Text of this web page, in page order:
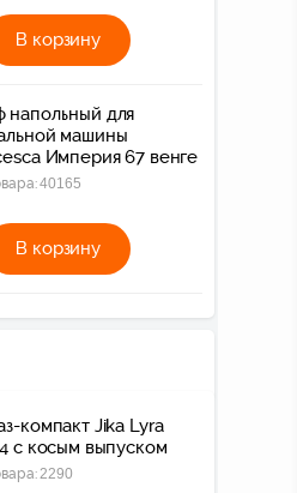
В корзину
напольный для
машины
Империя 67 венге
40165
В корзину
компакт Jika Lyra
с косым выпуском
2290